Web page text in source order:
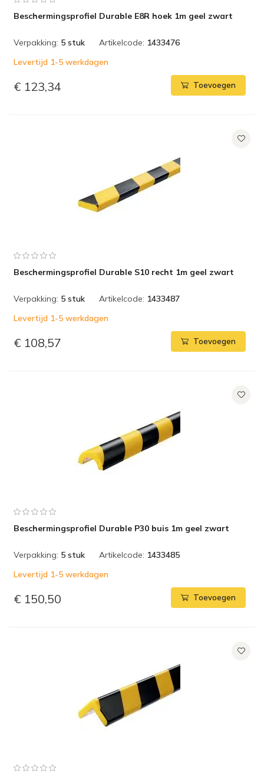
Beschermingsprofiel Durable E8R hoek 1m geel zwart
Verpakking: 5 stuk Artikelcode: 1433476
Levertijd 1-5 werkdagen
€ 123,34 Toevoegen
Beschermingsprofiel Durable S10 recht 1m geel zwart
Verpakking: 5 stuk Artikelcode: 1433487
Levertijd 1-5 werkdagen
€ 108,57 Toevoegen
Beschermingsprofiel Durable P30 buis 1m geel zwart
Verpakking: 5 stuk Artikelcode: 1433485
Levertijd 1-5 werkdagen
€ 150,50 Toevoegen